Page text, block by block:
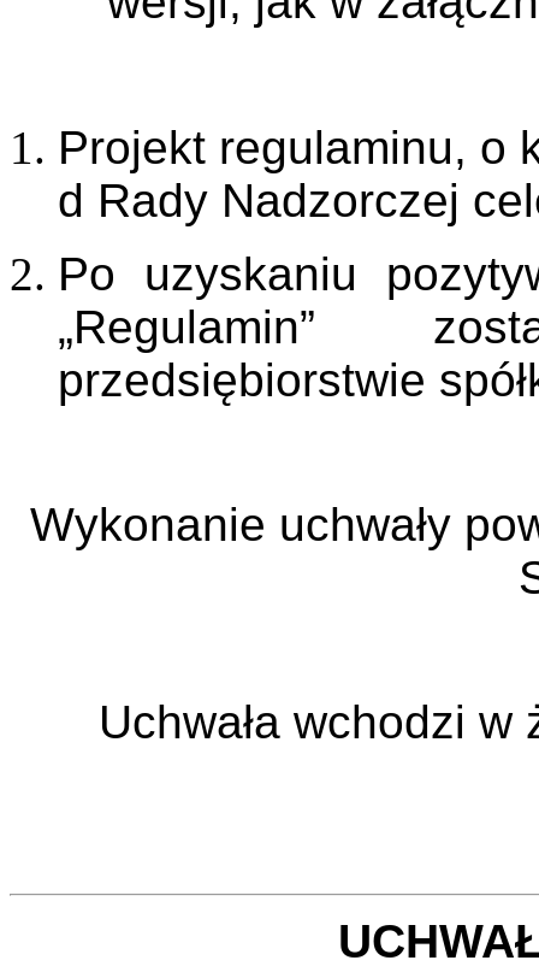
Projekt regulaminu, o
d Rady Nadzorczej
Po uzyskaniu
„Regulamin”
przedsiębiorstwie
Wykonanie uchwały
Uchwała wchodzi